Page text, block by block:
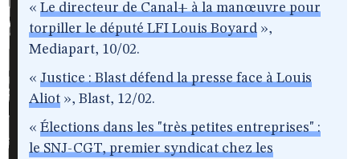
« Le directeur de Canal+ à la manœuvre pour
torpiller le député LFI Louis Boyard »,
Mediapart, 10/02.
« Justice : Blast défend la presse face à Louis
Aliot », Blast, 12/02.
« Élections dans les "très petites entreprises" :
le SNJ-CGT, premier syndicat chez les